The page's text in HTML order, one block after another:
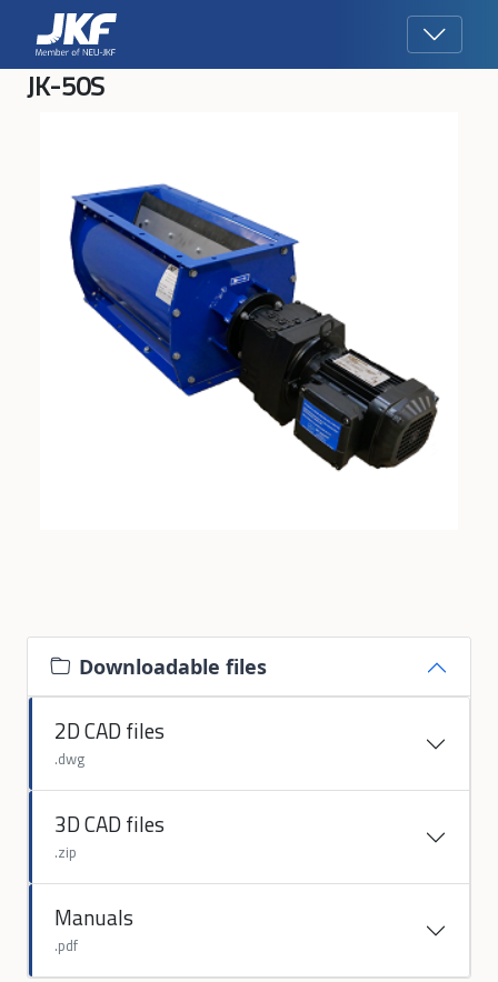
JK-50S
Downloadable files
2D CAD files
.dwg
3D CAD files
.zip
Manuals
.pdf